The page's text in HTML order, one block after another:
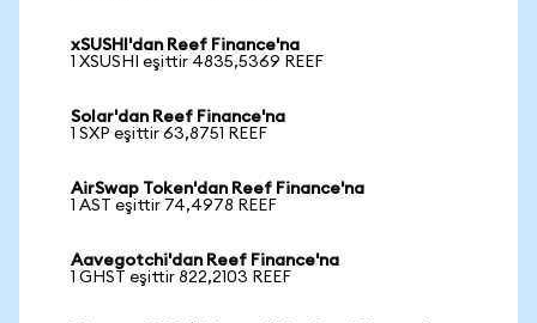
xSUSHI'dan Reef Finance'na
1 XSUSHI eşittir 4835,5369 REEF
Solar'dan Reef Finance'na
1 SXP eşittir 63,8751 REEF
AirSwap Token'dan Reef Finance'na
1 AST eşittir 74,4978 REEF
Aavegotchi'dan Reef Finance'na
1 GHST eşittir 822,2103 REEF